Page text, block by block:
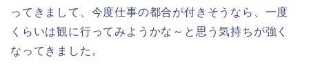
ってきまして、今度仕事の都合が付きそうなら、一度
くらいは観に行ってみようかな～と思う気持ちが強く
なってきました。